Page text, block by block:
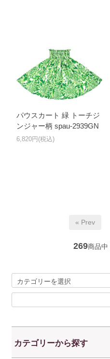
パウスカート 緑 トーチジ
ンジャー柄 spau-2939GN
6,820円(税込)
« Prev
269商品中
カテゴリーから探す